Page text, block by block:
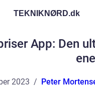
TEKNIKNØRD.dk
App: Den
2023 Peter